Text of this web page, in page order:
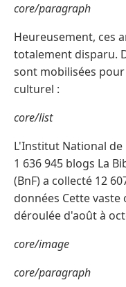
core/paragraph
Heureusement, ces
totalement disparu.
sont mobilisées
culturel :
core/list
L'Institut National de
1 636 945 blogs La
(BnF) a collecté 12
données Cette
déroulée d'août à
core/image
core/paragraph